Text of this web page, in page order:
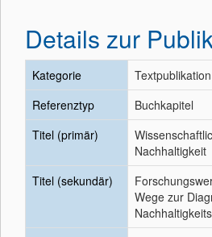
Details zur
Kategorie
Textpublikation
Referenztyp
Buchkapitel
Titel (primär)
Nachhaltigkeit
Titel (sekundär)
Wege zur